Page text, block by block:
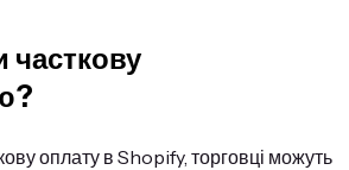
часткову
оплату в Shopify, торговці можуть